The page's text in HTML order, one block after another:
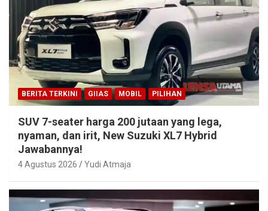
BERITA TERKINI GIIAS MOBIL PILIHAN
SUV 7-seater harga 200 jutaan yang lega,
nyaman, dan irit, New Suzuki XL7 Hybrid
Jawabannya!
4 Agustus 2026 Yudi Atmaja